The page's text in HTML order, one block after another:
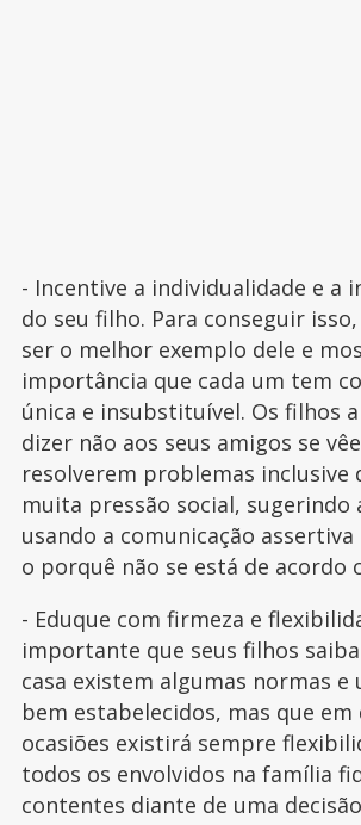
- Incentive a individualidade e a
do seu filho. Para conseguir
ser o melhor exemplo dele e
importância que cada um tem
única e insubstituível. Os filhos
dizer não aos seus amigos se
resolverem problemas inclusive
muita pressão social, sugerindo
usando a comunicação
o porquê não se está de acordo
- Eduque com firmeza e
importante que seus filhos
casa existem algumas normas e
bem estabelecidos, mas que
ocasiões existirá sempre
todos os envolvidos na família
contentes diante de uma